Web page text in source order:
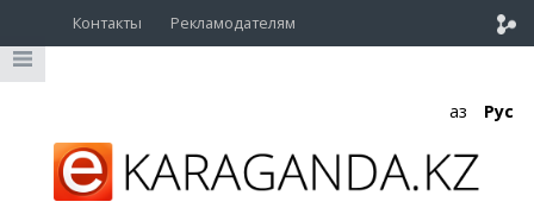
Контакты Рекламодателям
Қаз Рус